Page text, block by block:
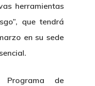
herramientas
que tendrá
en su sede
de